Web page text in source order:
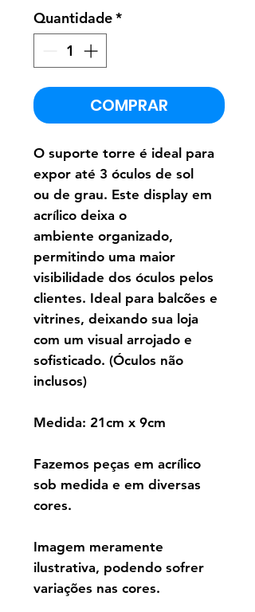
Quantidade*
COMPRAR
O suporte torre é ideal para
expor até 3 óculos de sol
ou de grau. Este display em
acrílico deixa o
ambiente organizado,
permitindo uma maior
visibilidade dos óculos pelos
clientes. Ideal para balcões e
vitrines, deixando sua loja
com um visual arrojado e
sofisticado. (Óculos não
inclusos)
Medida: 21cm x 9cm
Fazemos peças em acrílico
sob medida e em diversas
cores.
Imagem meramente
ilustrativa, podendo sofrer
variações nas cores.